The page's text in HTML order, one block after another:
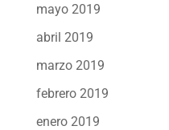
mayo 2019
abril 2019
marzo 2019
febrero 2019
enero 2019